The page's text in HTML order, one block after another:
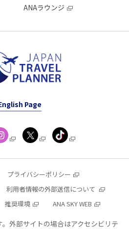
ANAラウンジ
Page
プライバシーポリシー
利用者情報の外部送信について
推奨環境 ANA SKY WEB
外部サイトの場合はアクセシビリテ